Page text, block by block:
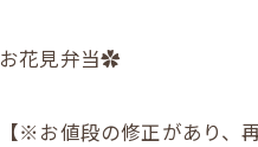
お花見弁当✿
【※お値段の修正があり、